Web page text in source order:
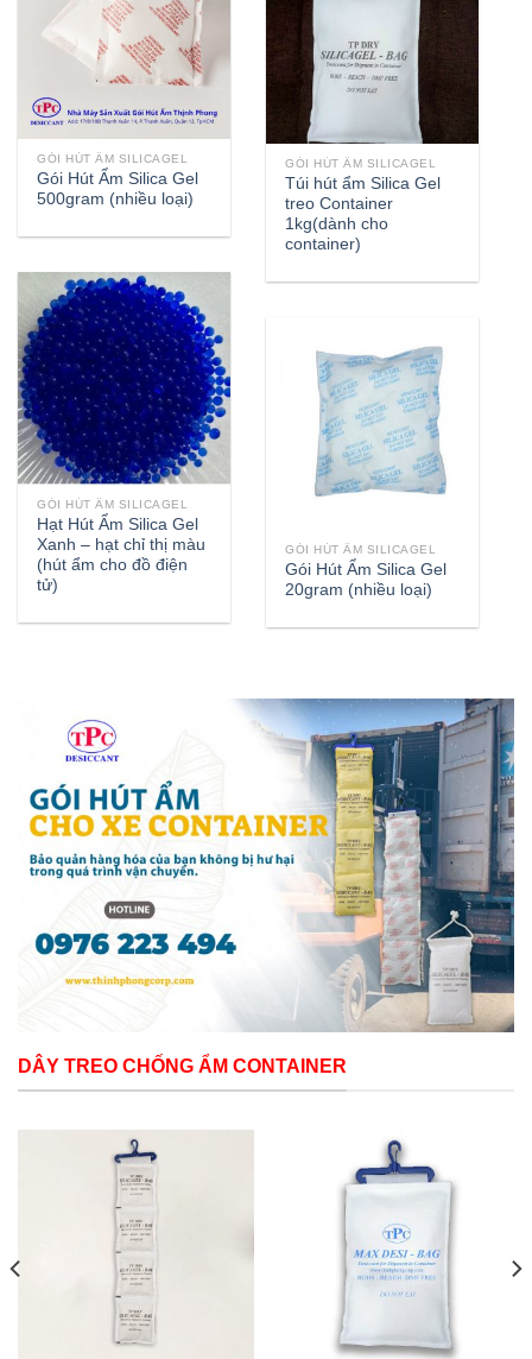
GÓI HÚT ẨM SILICAGEL
Gói Hút Ẩm Silica Gel
500gram (nhiều loại)
GÓI HÚT ẨM SILICAGEL
Túi hút ẩm Silica Gel
treo Container
1kg(dành cho
container)
GÓI HÚT ẨM SILICAGEL
Hạt Hút Ẩm Silica Gel
Xanh – hạt chỉ thị màu
(hút ẩm cho đồ điện
tử)
GÓI HÚT ẨM SILICAGEL
Gói Hút Ẩm Silica Gel
20gram (nhiều loại)
DÂY TREO CHỐNG ẨM CONTAINER